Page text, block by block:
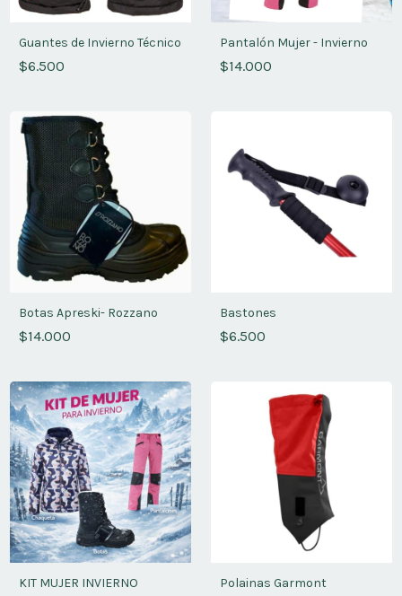
Guantes de Invierno Técnico
$6.500
Pantalón Mujer - Invierno
$14.000
Botas Apreski- Rozzano
$14.000
Bastones
$6.500
KIT MUJER INVIERNO Polainas Garmont